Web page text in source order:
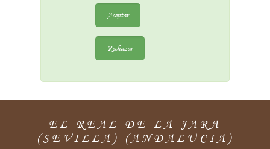
Aceptar
Rechazar
EL REAL DE LA JARA
(SEVILLA) (ANDALUCIA)